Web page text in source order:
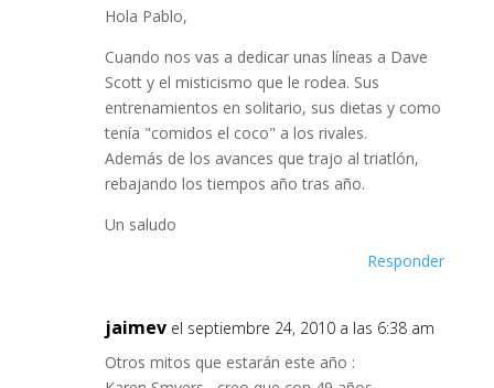
Hola Pablo,
Cuando nos vas a dedicar unas líneas a Dave
Scott y el misticismo que le rodea. Sus
entrenamientos en solitario, sus dietas y como
tenía "comidos el coco" a los rivales.
Además de los avances que trajo al triatlón,
rebajando los tiempos año tras año.
Un saludo
Responder
jaimev el septiembre 24, 2010 a las 6:38 am
Otros mitos que estarán este año :